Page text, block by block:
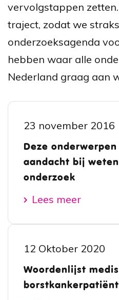
vervolgstappen
traject, zodat we
onderzoeksagenda
hebben waar alle
Nederland graag aan
23 november 2016
Deze
aandacht bij
onderzoek
Lees meer
12 Oktober 2020
Woordenlijst